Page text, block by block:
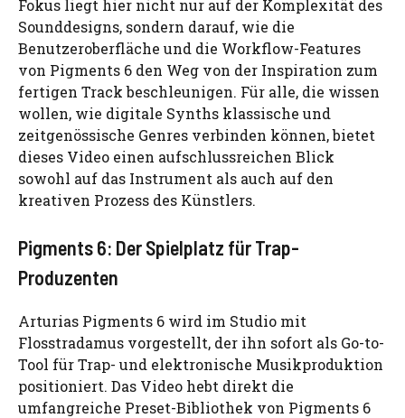
Fokus liegt hier nicht nur auf der Komplexität des
Sounddesigns, sondern darauf, wie die
Benutzeroberfläche und die Workflow-Features
von Pigments 6 den Weg von der Inspiration zum
fertigen Track beschleunigen. Für alle, die wissen
wollen, wie digitale Synths klassische und
zeitgenössische Genres verbinden können, bietet
dieses Video einen aufschlussreichen Blick
sowohl auf das Instrument als auch auf den
kreativen Prozess des Künstlers.
Pigments 6: Der Spielplatz für Trap-
Produzenten
Arturias Pigments 6 wird im Studio mit
Flosstradamus vorgestellt, der ihn sofort als Go-to-
Tool für Trap- und elektronische Musikproduktion
positioniert. Das Video hebt direkt die
umfangreiche Preset-Bibliothek von Pigments 6